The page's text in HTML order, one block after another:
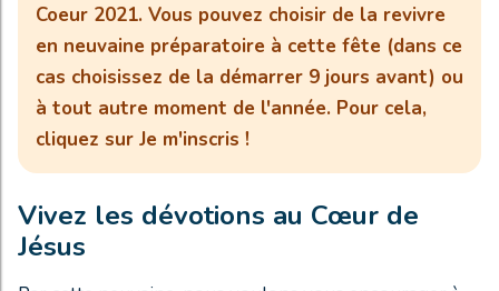
Coeur 2021. Vous pouvez choisir de la revivre
en neuvaine préparatoire à cette fête (dans ce
cas choisissez de la démarrer 9 jours avant) ou
à tout autre moment de l'année. Pour cela,
cliquez sur Je m'inscris !
Vivez les dévotions au Cœur de
Jésus